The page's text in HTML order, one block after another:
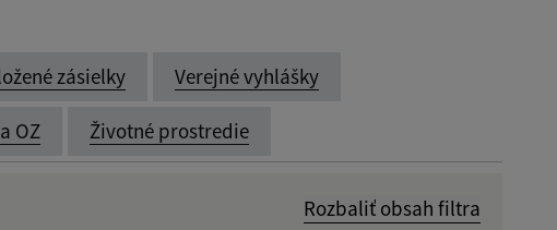
zásielky Verejné vyhlášky
OZ Životné prostredie
Rozbaliť obsah filtra